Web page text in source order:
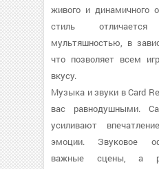
живого и динамичного
стиль
мультяшностью, в
что позволяет всем
вкусу.
Музыка и звуки в Card
вас равнодушными.
усиливают
эмоции. Звуковое
важные сцены, а